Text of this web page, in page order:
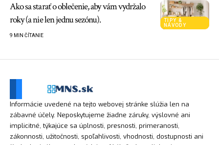
TIPY &
NÁVODY
Ako sa starať o oblečenie, aby vám vydržalo
roky (a nie len jednu sezónu).
9 MIN ČÍTANIE
Informácie uvedené na tejto webovej stránke slúžia len na
zábavné účely. Neposkytujeme žiadne záruky, výslovné ani
implicitné, týkajúce sa úplnosti, presnosti, primeranosti,
zákonnosti, užitočnosti, spoľahlivosti, vhodnosti, dostupnosti ani